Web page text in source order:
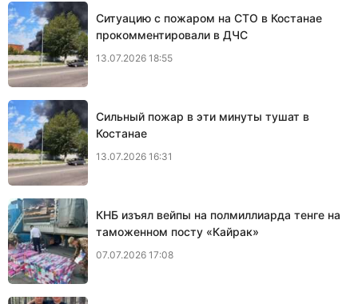
Ситуацию с пожаром на СТО в Костанае
прокомментировали в ДЧС
13.07.2026 18:55
Сильный пожар в эти минуты тушат в
Костанае
13.07.2026 16:31
КНБ изъял вейпы на полмиллиарда тенге на
таможенном посту «Кайрак»
07.07.2026 17:08